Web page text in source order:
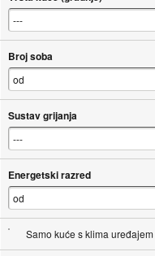
Broj soba
Sustav grijanja
Energetski razred
Samo kuće s klima uređajem